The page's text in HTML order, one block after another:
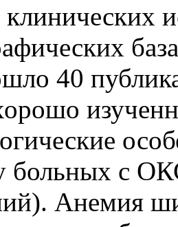
клинических
40
больных с
Анемия